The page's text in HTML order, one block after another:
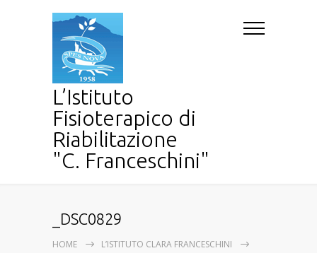
L’Istituto
Fisioterapico di
Riabilitazione
"C. Franceschini"
_DSC0829
HOME
L’ISTITUTO CLARA FRANCESCHINI